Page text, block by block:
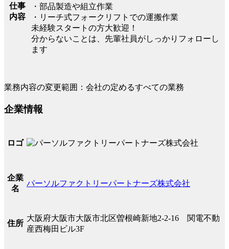
仕事
内容
・部品製造や組立作業
・リーチ式フォークリフトでの運搬作業
未経験スタートの方大歓迎！
分からないことは、先輩社員がしっかりフォローし
ます
業務内容の変更範囲：会社の定めるすべての業務
企業情報
ロゴ
企業
名
パーソルファクトリーパートナーズ株式会社
住所
大阪府大阪市大阪市北区曽根崎新地2-2-16 関電不動
産西梅田ビル3F